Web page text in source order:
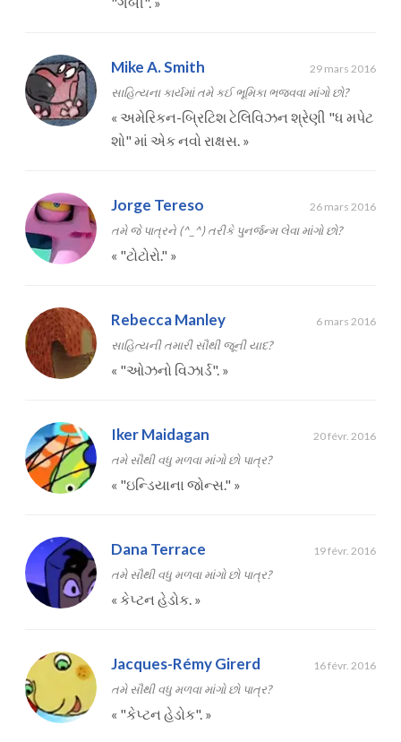
Mike A. Smith 29 mars 2016
સાહિત્યના કાર્યમાં તમે કઈ ભૂમિકા ભજવવા માંગો છો?
« અમેરિકન-બ્રિટિશ ટેલિવિઝન શ્રેણી "ધ મપેટ
શો" માં એક નવો રાક્ષસ. »
Jorge Tereso 26 mars 2016
તમે જે પાત્રને (^_^) તરીકે પુનર્જન્મ લેવા માંગો છો?
« "ટોટોરો." »
Rebecca Manley 6 mars 2016
સાહિત્યની તમારી સૌથી જૂની યાદ?
« "ઓઝનો વિઝાર્ડ". »
Iker Maidagan 20 févr. 2016
તમે સૌથી વધુ મળવા માંગો છો પાત્ર?
« "ઇન્ડિયાના જોન્સ." »
Dana Terrace 19 févr. 2016
તમે સૌથી વધુ મળવા માંગો છો પાત્ર?
« કેપ્ટન હેડોક. »
Jacques-Rémy Girerd 16 févr. 2016
તમે સૌથી વધુ મળવા માંગો છો પાત્ર?
« "કેપ્ટન હેડોક". »